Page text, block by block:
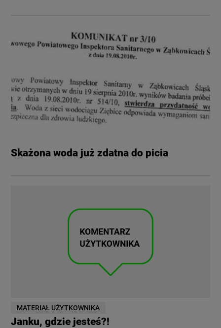
Skażona woda już zdatna do picia
MATERIAŁ UŻYTKOWNIKA
Janku, gdzie jesteś?!